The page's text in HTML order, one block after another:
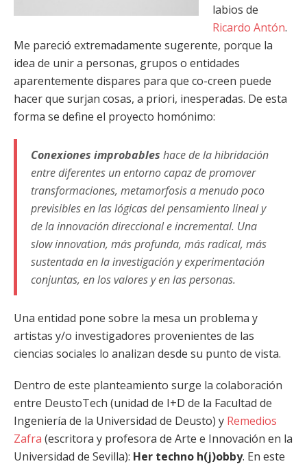
labios de
Ricardo Antón.
Me pareció extremadamente sugerente, porque la
idea de unir a personas, grupos o entidades
aparentemente dispares para que co-creen puede
hacer que surjan cosas, a priori, inesperadas. De esta
forma se define el proyecto homónimo:
Conexiones improbables hace de la hibridación
entre diferentes un entorno capaz de promover
transformaciones, metamorfosis a menudo poco
previsibles en las lógicas del pensamiento lineal y
de la innovación direccional e incremental. Una
slow innovation, más profunda, más radical, más
sustentada en la investigación y experimentación
conjuntas, en los valores y en las personas.
Una entidad pone sobre la mesa un problema y
artistas y/o investigadores provenientes de las
ciencias sociales lo analizan desde su punto de vista.
Dentro de este planteamiento surge la colaboración
entre DeustoTech (unidad de I+D de la Facultad de
Ingeniería de la Universidad de Deusto) y Remedios
Zafra (escritora y profesora de Arte e Innovación en la
Universidad de Sevilla): Her techno h(j)obby. En este